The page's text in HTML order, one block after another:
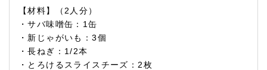
【材料】（2人分）
・サバ味噌缶：1缶
・新じゃがいも：3個
・長ねぎ：1/2本
・とろけるスライスチーズ：2枚